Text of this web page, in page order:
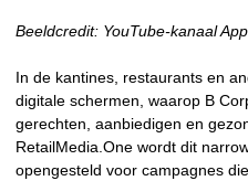
Beeldcredit: YouTube-kanaal
In de kantines, restaurants en
digitale schermen, waarop B
gerechten, aanbiedigen en
RetailMedia.One wordt dit
opengesteld voor campagnes